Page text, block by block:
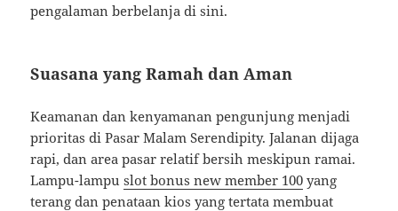
pengalaman berbelanja di sini.
Suasana yang Ramah dan Aman
Keamanan dan kenyamanan pengunjung menjadi
prioritas di Pasar Malam Serendipity. Jalanan dijaga
rapi, dan area pasar relatif bersih meskipun ramai.
Lampu-lampuslot bonus new member 100 yang
terang dan penataan kios yang tertata membuat